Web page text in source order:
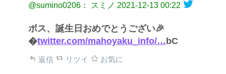
@sumino0206： スミノ 2021-12-13 00:22
ボス、誕生日おめでとうござい🎉
�twitter.com/mahoyaku_info/…bC
返信 リツイ お気に